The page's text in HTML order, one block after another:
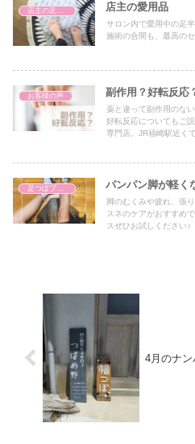
店主の足つぼ体験談 店主の愛用品
サロン内で愛用中の足
施術の合間も、最高の
お客様の声 副作用？好転反応
薬と違って副作用のな
好転反応についてもご
専門店。JR福崎駅近く
足つぼブログ（東洋医学） パンパン脚が軽く
脚のむくみや疲れ、張
スネのケアがおすすめ
スぜひお試しください♪
4月のナン